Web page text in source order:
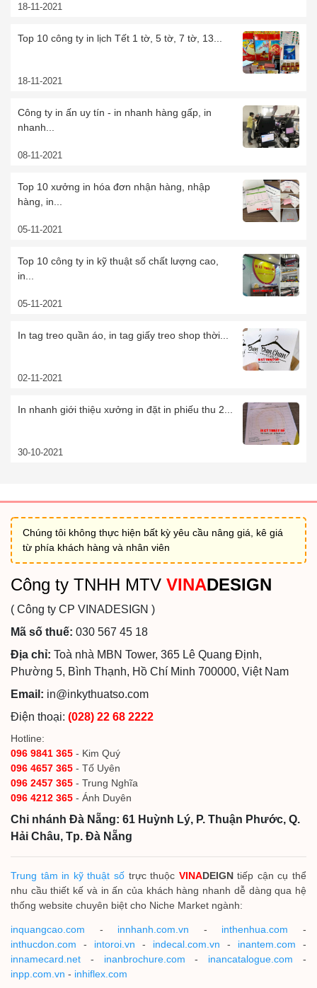
18-11-2021
Top 10 công ty in lịch Tết 1 tờ, 5 tờ, 7 tờ, 13...
18-11-2021
Công ty in ấn uy tín - in nhanh hàng gấp, in
nhanh...
08-11-2021
Top 10 xưởng in hóa đơn nhận hàng, nhập
hàng, in...
05-11-2021
Top 10 công ty in kỹ thuật số chất lượng cao,
in...
05-11-2021
In tag treo quần áo, in tag giấy treo shop thời...
02-11-2021
In nhanh giới thiệu xưởng in đặt in phiếu thu 2...
30-10-2021
Chúng tôi không thực hiện bất kỳ yêu cầu nâng giá, kê giá
từ phía khách hàng và nhân viên
Công ty TNHH MTV VINADESIGN
( Công ty CP VINADESIGN )
Mã số thuế: 030 567 45 18
Địa chỉ: Toà nhà MBN Tower, 365 Lê Quang Định,
Phường 5, Bình Thạnh, Hồ Chí Minh 700000, Việt Nam
Email: in@inkythuatso.com
Điện thoại: (028) 22 68 2222
Hotline:
096 9841 365 - Kim Quý
096 4657 365 - Tố Uyên
096 2457 365 - Trung Nghĩa
096 4212 365 - Ánh Duyên
Chi nhánh Đà Nẵng: 61 Huỳnh Lý, P. Thuận Phước, Q.
Hải Châu, Tp. Đà Nẵng
Trung tâm in kỹ thuật sốtrực thuộc VINADEIGNtiếp cận cụ thể
nhu cầu thiết kế và in ấn của khách hàng nhanh dễ dàng qua hệ
thống website chuyên biệt cho Niche Market ngành:
inquangcao.com - innhanh.com.vn - inthenhua.com -
inthucdon.com - intoroi.vn - indecal.com.vn - inantem.com -
innamecard.net - inanbrochure.com - inancatalogue.com -
inpp.com.vn - inhiflex.com